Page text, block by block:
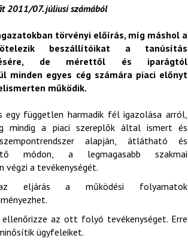
2011/07. júliusi számából
törvényi előírás, míg máshol a
beszállítóikat a tanúsítás
de mérettől és iparágtól
minden egyes cég számára piaci előnyt
működik.
egy független harmadik fél igazolása arról,
mindig a piaci szereplők által ismert és
alapján, átlátható és
módon, a legmagasabb szakmai
végzi a tevékenységét.
eljárás a működési folyamatok
az ott folyó tevékenységet. Erre
ügyfeleiket.